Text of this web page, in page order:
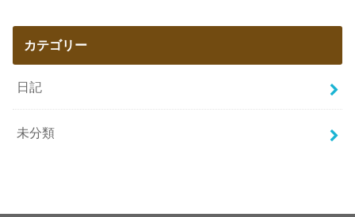
カテゴリー
日記
未分類